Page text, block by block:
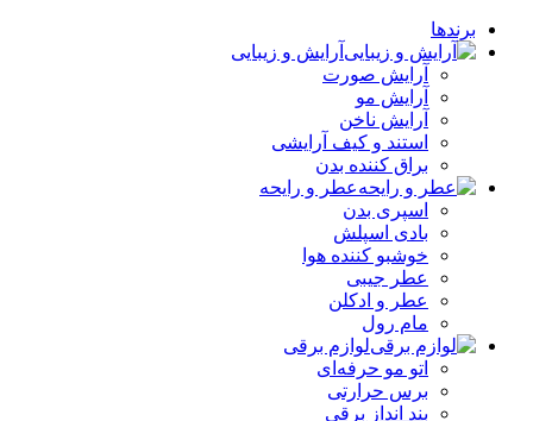
برندها
آرایش و زیبایی
آرایش صورت
آرایش مو
آرایش ناخن
استند و کیف آرایشی
براق کننده بدن
عطر و رایحه
اسپری بدن
بادی اسپلش
خوشبو کننده هوا
عطر جیبی
عطر و ادکلن
مام رول
لوازم برقی
اتو مو حرفه‌ای
برس حرارتی
بند انداز برقی